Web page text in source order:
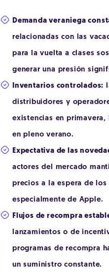
Demanda veraniega
relacionadas con las
para la vuelta a clases
generar una presión
Inventarios controlados:
distribuidores y
existencias en
en pleno verano.
Expectativa de las
actores del mercado
precios a la espera de
especialmente de Apple.
Flujos de recompra
lanzamientos o de
programas de recompra
un suministro constante.